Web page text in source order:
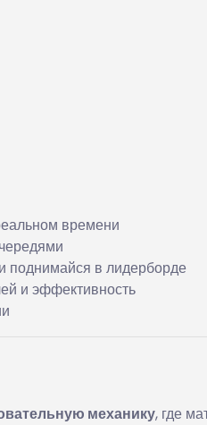
времени
поднимайся в лидерборде
и эффективность
механику, где